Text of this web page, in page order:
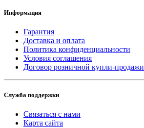
Информация
Гарантия
Доставка и оплата
Политика конфиденциальности
Условия соглашения
Договор розничной купли-продажи
Служба поддержки
Связаться с нами
Карта сайта